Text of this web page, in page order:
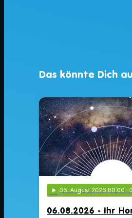
Das könnte Dich
play_arrow 06. August 2026 00:00 ·
06.08.2026 - Ihr